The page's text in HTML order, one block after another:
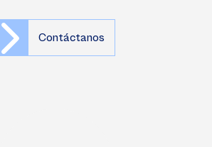
Contáctanos